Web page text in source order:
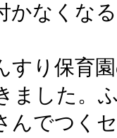
かなくな
すり保育
ました。
んでつく